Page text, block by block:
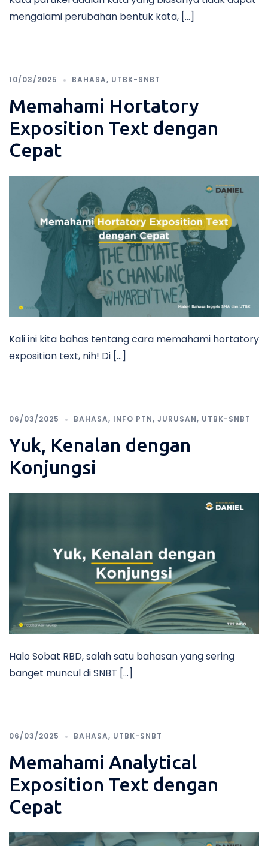
mengalami perubahan bentuk kata, […]
10/03/2025 BAHASA, UTBK-SNBT
Memahami Hortatory
Exposition Text dengan
Cepat
Kali ini kita bahas tentang cara memahami hortatory
exposition text, nih! Di […]
06/03/2025 BAHASA, INFO PTN, JURUSAN, UTBK-SNBT
Yuk, Kenalan dengan
Konjungsi
Halo Sobat RBD, salah satu bahasan yang sering
banget muncul di SNBT […]
06/03/2025 BAHASA, UTBK-SNBT
Memahami Analytical
Exposition Text dengan
Cepat